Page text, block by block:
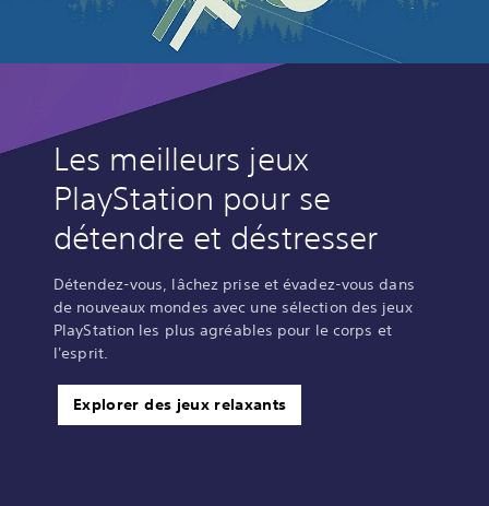
Les meilleurs jeux
PlayStation pour se
détendre et déstresser
Détendez-vous, lâchez prise et évadez-vous dans
de nouveaux mondes avec une sélection des jeux
PlayStation les plus agréables pour le corps et
l'esprit.
Explorer des jeux relaxants